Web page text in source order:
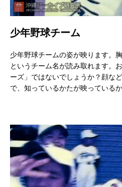
少年野球チーム
少年野球チームの姿が映ります。
というチーム名が読み取れます。
ーズ」ではないでしょうか？顔な
で、知っているかたが映っているか